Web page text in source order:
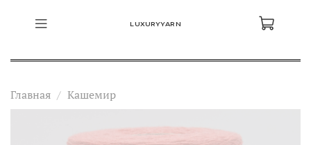
LUXURYYARN
Главная Кашемир